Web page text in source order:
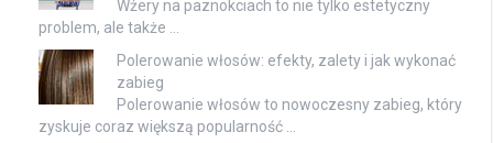
Wżery na paznokciach to nie tylko estetyczny
problem, ale także …
Polerowanie włosów: efekty, zalety i jak wykonać
zabieg
Polerowanie włosów to nowoczesny zabieg, który
zyskuje coraz większą popularność …